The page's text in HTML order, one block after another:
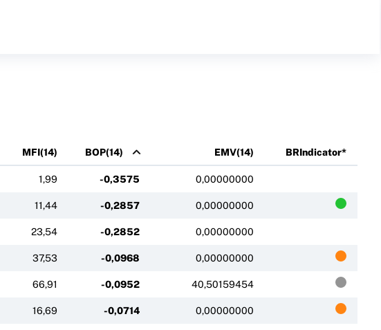
MFI(14) BOP(14) EMV(14) BRIndicator*
1,99 -0,3575 0,00000000
11,44 -0,2857 0,00000000
23,54 -0,2852 0,00000000
37,53 -0,0968 0,00000000
66,91 -0,0952 40,50159454
16,69 -0,0714 0,00000000